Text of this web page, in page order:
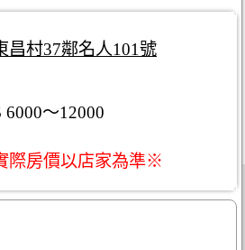
昌村37鄰名人101號
～12000
際房價以店家為準※